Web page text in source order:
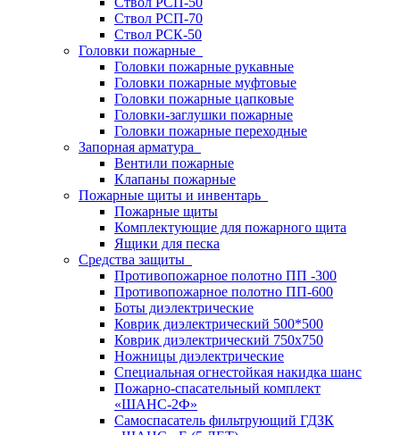
Ствол РСП-70
Ствол РСК-50
Головки пожарные
Головки пожарные рукавные
Головки пожарные муфтовые
Головки пожарные цапковые
Головки-заглушки пожарные
Головки пожарные переходные
Запорная арматура
Вентили пожарные
Клапаны пожарные
Пожарные щиты и инвентарь
Пожарные щиты
Комплектующие для пожарного щита
Ящики для песка
Средства защиты
Противопожарное полотно ПП -300
Противопожарное полотно ПП-600
Боты диэлектрические
Коврик диэлектрический 500*500
Коврик диэлектрический 750х750
Ножницы диэлектрические
Специальная огнестойкая накидка шанс
Пожарно-спасательный комплект
«ШАНС-2Ф»
Самоспасатель фильтрующий ГДЗК